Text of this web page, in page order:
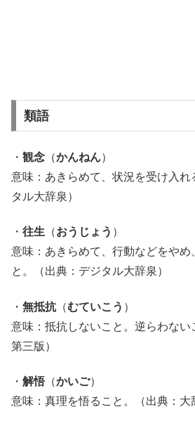
類語
・ 観念 （かんねん）
意味：あきらめて、状況を受け入れ
タル大辞泉）
・ 往生 （おうじょう ）
意味：あきらめて、行動などをやめ
と。（出典：デジタル大辞泉）
・ 無抵抗（むていこう ）
意味：抵抗しないこと。逆らわな
第三版）
・ 解悟（かいご）
意味：真理を悟ること。（出典：大